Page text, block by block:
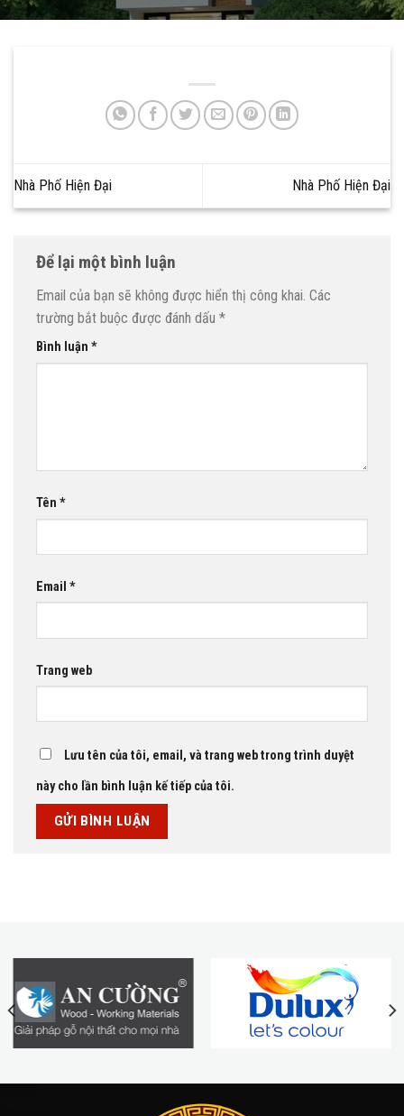
Nhà Phố Hiện Đại Nhà Phố Hiện Đại
Để lại một bình luận
Email của bạn sẽ không được hiển thị công khai. Các
trường bắt buộc được đánh dấu *
Bình luận *
Tên *
Email *
Trang web
Lưu tên của tôi, email, và trang web trong trình duyệt
này cho lần bình luận kế tiếp của tôi.